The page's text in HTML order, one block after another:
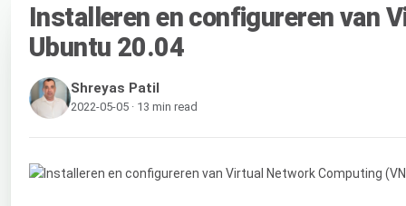
Installeren en configureren van
Ubuntu 20.04
Shreyas Patil
2022-05-05 · 13 min read